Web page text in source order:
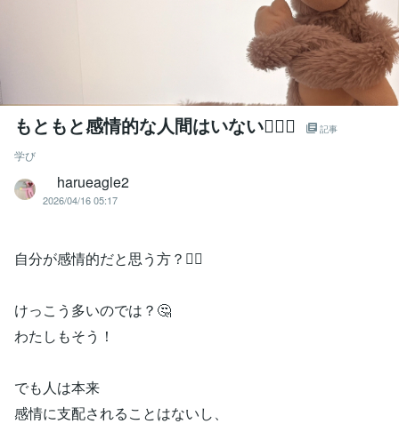
もともと感情的な人間はいない🤸🏼‍♀️ 記事
学び
harueagle2
2026/04/16 05:17
自分が感情的だと思う方？🙋‍♀️
けっこう多いのでは？🤔
わたしもそう！
でも人は本来
感情に支配されることはないし、